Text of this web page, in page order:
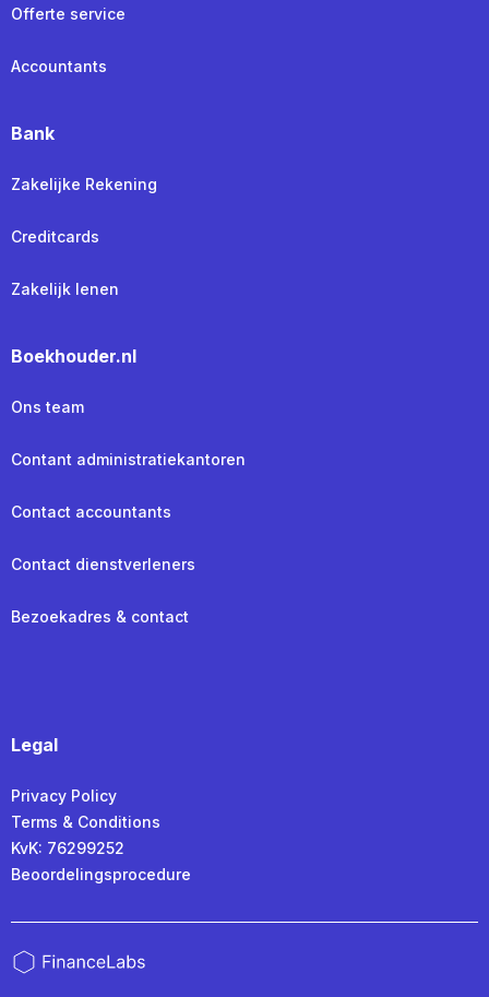
Offerte service
Accountants
Bank
Zakelijke Rekening
Creditcards
Zakelijk lenen
Boekhouder.nl
Ons team
Contant administratiekantoren
Contact accountants
Contact dienstverleners
Bezoekadres & contact
Legal
Privacy Policy
Terms & Conditions
KvK: 76299252
Beoordelingsprocedure